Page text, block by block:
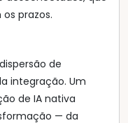
prazos.
de
integração. Um
de IA nativa
— da